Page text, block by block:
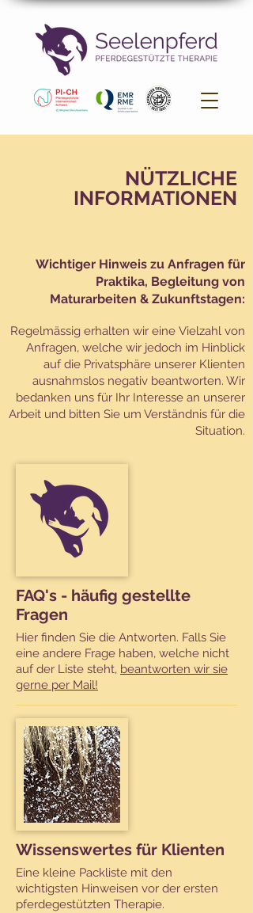
NÜTZLICHE
INFORMATIONEN
Wichtiger Hinweis zu Anfragen für
Praktika, Begleitung von
Maturarbeiten & Zukunftstagen:
Regelmässig erhalten wir eine Vielzahl von
Anfragen, welche wir jedoch im Hinblick
auf die Privatsphäre unserer Klienten
ausnahmslos negativ beantworten. Wir
bedanken uns für Ihr Interesse an unserer
Arbeit und bitten Sie um Verständnis für die
Situation.
FAQ's - häufig gestellte
Fragen
Hier finden Sie die Antworten. Falls Sie
eine andere Frage haben, welche nicht
auf der Liste steht, beantworten wir sie
gerne per Mail!
Wissenswertes für Klienten
Eine kleine Packliste mit den
wichtigsten Hinweisen vor der ersten
pferdegestützten Therapie.